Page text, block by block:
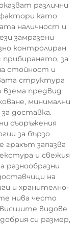
различни
като
наличност и
замразени
контролиран
прибирането, за
стойност и
структура
взема предвид
минимални
доставка.
съоръжения
за бързо
грахът запазва
и свежия
разнообразни
на
и хранително-
нива често
висшите видове
си размер,